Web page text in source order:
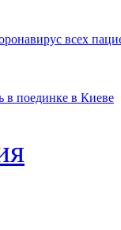
всех
в поединке в Киеве